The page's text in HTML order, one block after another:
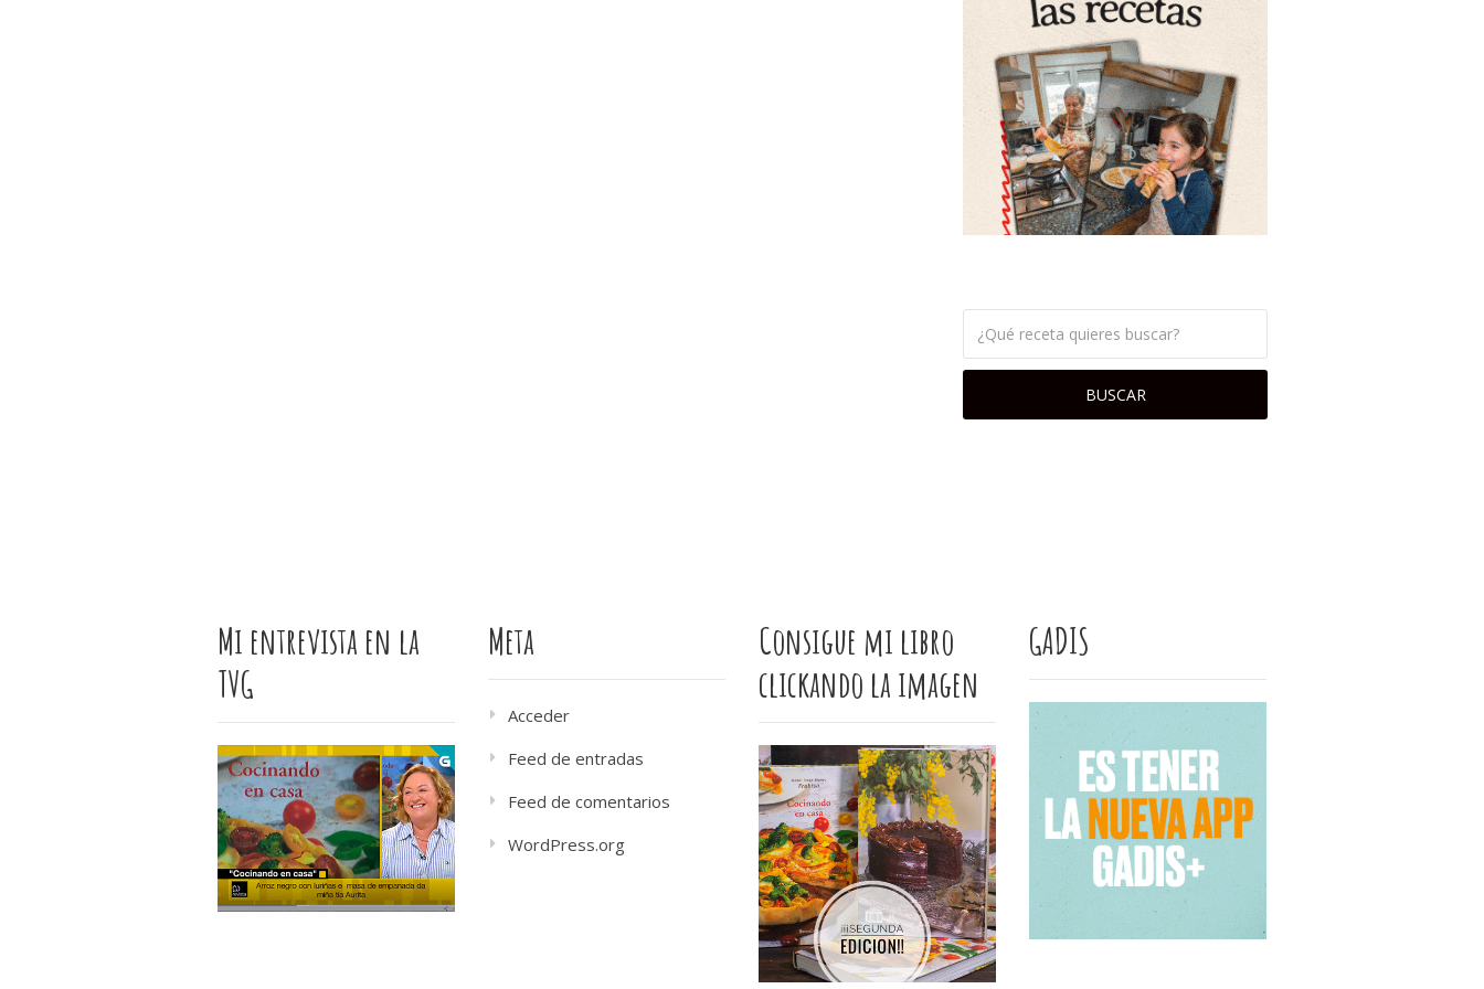
Mi entrevista en la
TVG
Meta
Acceder
Feed de entradas
Feed de comentarios
WordPress.org
Consigue mi libro
clickando la imagen
GADIS